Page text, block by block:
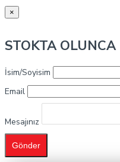
×
STOKTA
İsim/Soyisim
Email
Mesajınız
Gönder